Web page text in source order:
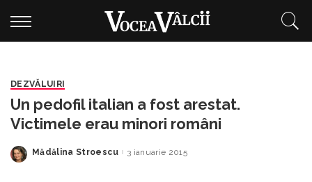
DEZVĂLUIRI
Un pedofil italian a fost arestat.
Victimele erau minori români
Posted
Mădălina Stroescu 3 ianuarie 2015